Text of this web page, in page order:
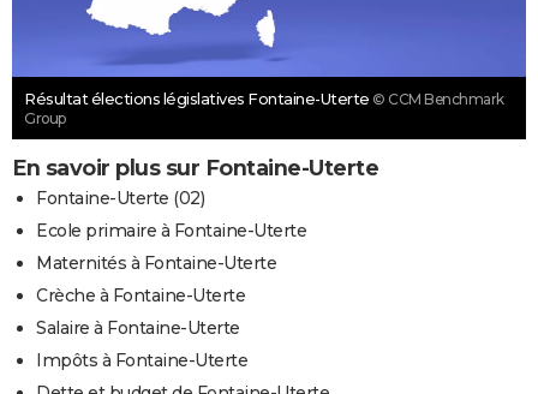
Résultat élections législatives Fontaine-Uterte © CCM Benchmark
Group
En savoir plus sur Fontaine-Uterte
Fontaine-Uterte (02)
Ecole primaire à Fontaine-Uterte
Maternités à Fontaine-Uterte
Crèche à Fontaine-Uterte
Salaire à Fontaine-Uterte
Impôts à Fontaine-Uterte